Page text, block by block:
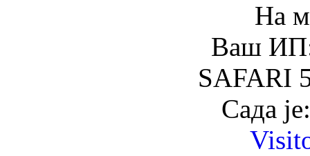
На
Ваш ИП:
SAFARI
Сада